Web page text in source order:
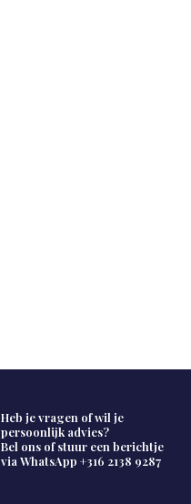
Heb je vragen of wil je
persoonlijk advies?
Bel ons of stuur een berichtje
via WhatsApp +316 2138 9287